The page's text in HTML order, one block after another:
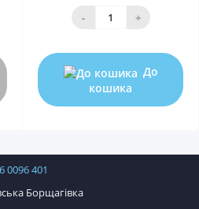
- +
До
кошика
0096 401
Борщагівка